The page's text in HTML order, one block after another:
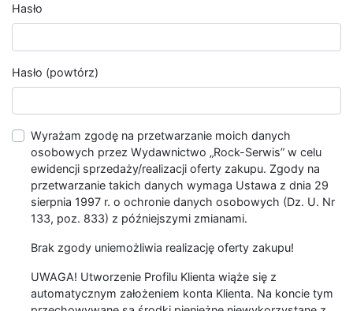
Hasło
Hasło (powtórz)
Wyrażam zgodę na przetwarzanie moich danych
osobowych przez Wydawnictwo „Rock-Serwis” w celu
ewidencji sprzedaży/realizacji oferty zakupu. Zgody na
przetwarzanie takich danych wymaga Ustawa z dnia 29
sierpnia 1997 r. o ochronie danych osobowych (Dz. U. Nr
133, poz. 833) z późniejszymi zmianami.
Brak zgody uniemożliwia realizację oferty zakupu!
UWAGA! Utworzenie Profilu Klienta wiąże się z
automatycznym założeniem konta Klienta. Na koncie tym